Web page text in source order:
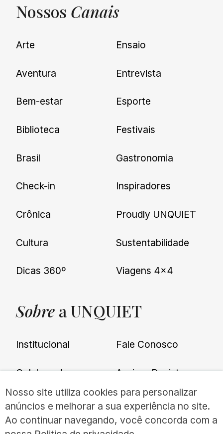
UNQUIET
Newsletter
nossas novidades.
Nossos Canais
Arte
Aventura
Bem-estar
Biblioteca
Brasil
Check-in
Crônica
Cultura
Dicas 360º
Ensaio
Entrevista
Esporte
Festivais
Gastronomia
Inspiradores
Proudly UNQUIET
Sustentabilidade
Viagens 4×4
Sobre a UNQUIET
Institucional
Colaboradores
O que é ser UNQUIET
Fale Conosco
Assinar Revista
Política de Privacidade
Nosso site utiliza cookies para personalizar
anúncios e melhorar a sua experiência no site.
Ao continuar navegando, você concorda com a